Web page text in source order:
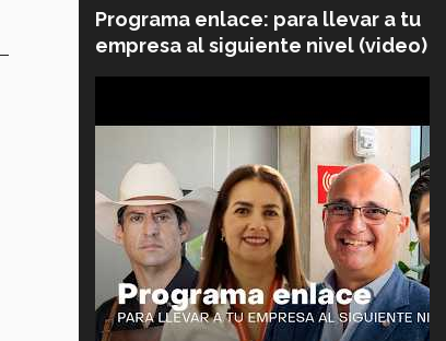
Programa enlace: para llevar a tu
empresa al siguiente nivel (video)